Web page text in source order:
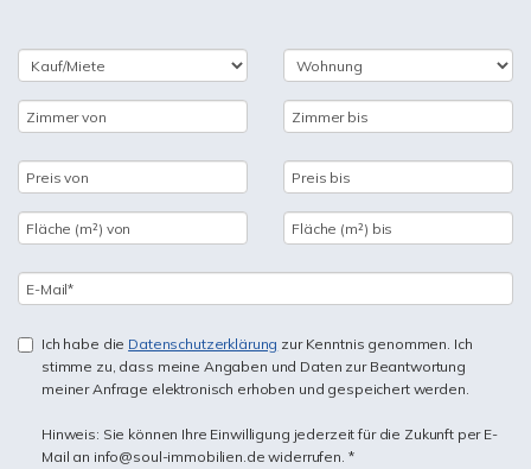
Ich habe die Datenschutzerklärung zur Kenntnis genommen. Ich
stimme zu, dass meine Angaben und Daten zur Beantwortung
meiner Anfrage elektronisch erhoben und gespeichert werden.
Hinweis: Sie können Ihre Einwilligung jederzeit für die Zukunft per E-
Mail an info@soul-immobilien.de widerrufen. *